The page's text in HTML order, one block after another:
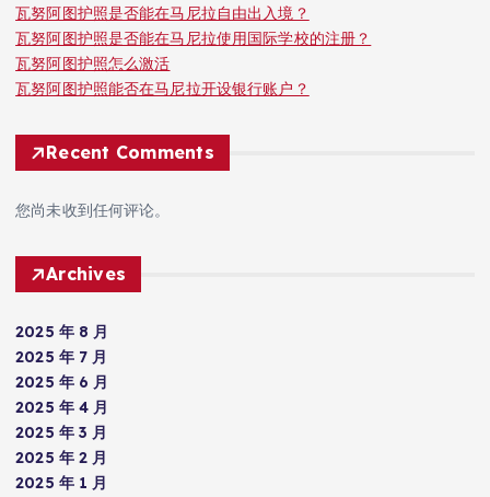
瓦努阿图护照是否能在马尼拉自由出入境？
瓦努阿图护照是否能在马尼拉使用国际学校的注册？
瓦努阿图护照怎么激活
瓦努阿图护照能否在马尼拉开设银行账户？
Recent Comments
您尚未收到任何评论。
Archives
2025 年 8 月
2025 年 7 月
2025 年 6 月
2025 年 4 月
2025 年 3 月
2025 年 2 月
2025 年 1 月